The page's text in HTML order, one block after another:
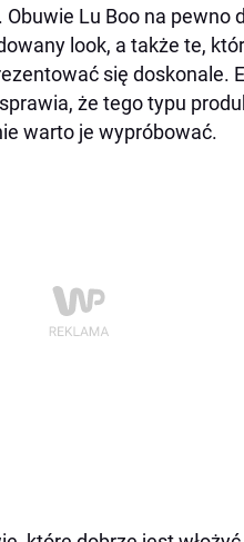
Lu Boo na pewno
look, a także te,
się doskonale.
że tego typu
warto je wypróbować.